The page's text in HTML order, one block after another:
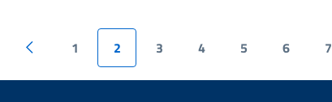
1 2 3 4 5 6 7